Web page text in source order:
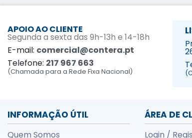
APOIO AO CLIENTE
Segunda a sexta das 9h-13h e 14-18h
E-mail: comercial@contera.pt
Telefone: 217 967 663
(Chamada para a Rede Fixa Nacional)
INFORMAÇÃO ÚTIL
Quem Somos
ÁREA DE
Login /